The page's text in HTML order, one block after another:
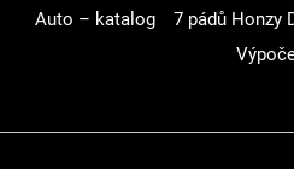
Auto – katalog
7 pádů Honzy